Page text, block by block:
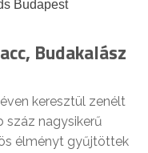
Budapest
Budakalász
keresztül zenélt
száz nagysikerű
élményt gyűjtöttek